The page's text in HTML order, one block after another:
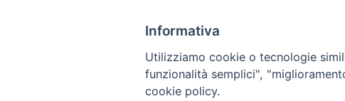
Informativa
Utilizziamo cookie o tecnologie
funzionalità semplici",
cookie policy.